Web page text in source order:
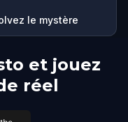
le mystère
et jouez
réel